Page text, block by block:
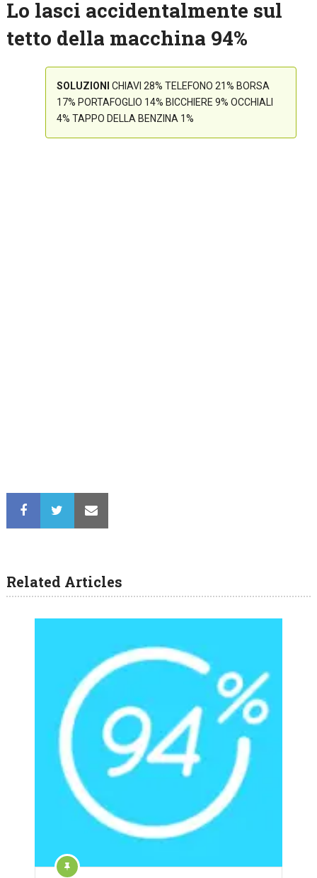
Lo lasci accidentalmente sul
tetto della macchina 94%
SOLUZIONI
CHIAVI 28% TELEFONO 21% BORSA
17% PORTAFOGLIO 14% BICCHIERE 9% OCCHIALI
4% TAPPO DELLA BENZINA 1%
Related Articles